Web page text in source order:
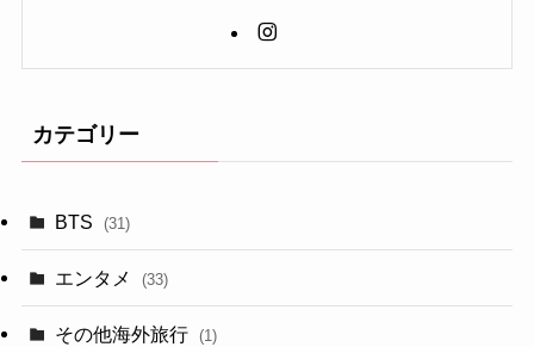
カテゴリー
BTS (31)
エンタメ (33)
その他海外旅行 (1)